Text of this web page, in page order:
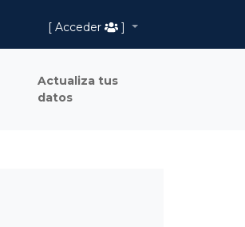
[ Acceder
]
Actualiza tus
datos